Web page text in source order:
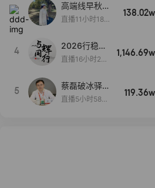
高端线早秋现
货首发
直播11小时18分
138.02w
4
2026行稳致
远
直播16小时20
1,146.69w
5
蔡磊破冰驿站
直播间好物分
直播5小时58分
119.36w